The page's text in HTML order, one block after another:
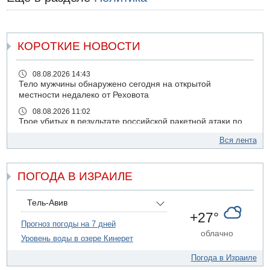
КОРОТКИЕ НОВОСТИ
08.08.2026 14:43
Тело мужчины обнаружено сегодня на открытой
местности недалеко от Реховота
08.08.2026 11:02
Трое убитых в результате российской ракетной атаки по
07.08.2026 20:43
07.08.2026 20:41
Ynet: "Хизбалла" запустила БПЛА со взрывчаткой по
07.08.2026 19:16
ДТП в Ашдоде: тяжело ранены двое маленьких детей
07.08.2026 19:14
Вся лента
ПОГОДА В ИЗРАИЛЕ
Тель-Авив
Прогноз погоды на 7 дней
Уровень воды в озере Кинерет
+27°
облачно
Погода в Израиле